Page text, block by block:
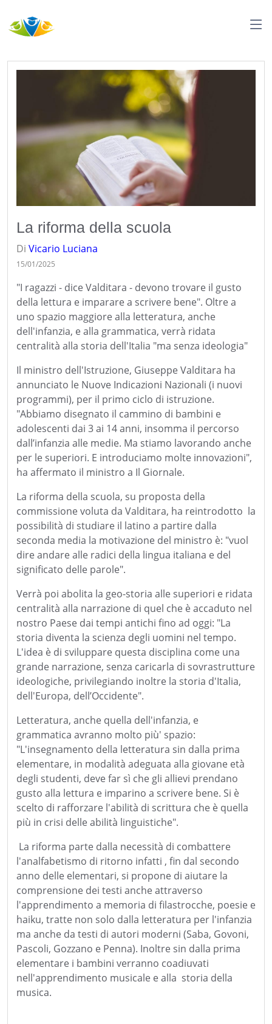
La riforma della scuola
Di Vicario Luciana
15/01/2025
"I ragazzi - dice Valditara - devono trovare il gusto
della lettura e imparare a scrivere bene". Oltre a
uno spazio maggiore alla letteratura, anche
dell'infanzia, e alla grammatica, verrà ridata
centralità alla storia dell'Italia "ma senza ideologia"
Il ministro dell'Istruzione, Giuseppe Valditara ha
annunciato le Nuove Indicazioni Nazionali (i nuovi
programmi), per il primo ciclo di istruzione.
"Abbiamo disegnato il cammino di bambini e
adolescenti dai 3 ai 14 anni, insomma il percorso
dall’infanzia alle medie. Ma stiamo lavorando anche
per le superiori. E introduciamo molte innovazioni",
ha affermato il ministro a Il Giornale.
La riforma della scuola, su proposta della
commissione voluta da Valditara, ha reintrodotto la
possibilità di studiare il latino a partire dalla
seconda media la motivazione del ministro è: "vuol
dire andare alle radici della lingua italiana e del
significato delle parole".
Verrà poi abolita la geo-storia alle superiori e ridata
centralità alla narrazione di quel che è accaduto nel
nostro Paese dai tempi antichi fino ad oggi: "La
storia diventa la scienza degli uomini nel tempo.
L'idea è di sviluppare questa disciplina come una
grande narrazione, senza caricarla di sovrastrutture
ideologiche, privilegiando inoltre la storia d'Italia,
dell'Europa, dell’Occidente".
Letteratura, anche quella dell'infanzia, e
grammatica avranno molto più' spazio:
"L'insegnamento della letteratura sin dalla prima
elementare, in modalità adeguata alla giovane età
degli studenti, deve far sì che gli allievi prendano
gusto alla lettura e imparino a scrivere bene. Si è
scelto di rafforzare l'abilità di scrittura che è quella
più in crisi delle abilità linguistiche".
La riforma parte dalla necessità di combattere
l'analfabetismo di ritorno infatti , fin dal secondo
anno delle elementari, si propone di aiutare la
comprensione dei testi anche attraverso
l'apprendimento a memoria di filastrocche, poesie e
haiku, tratte non solo dalla letteratura per l'infanzia
ma anche da testi di autori moderni (Saba, Govoni,
Pascoli, Gozzano e Penna). Inoltre sin dalla prima
elementare i bambini verranno coadiuvati
nell'apprendimento musicale e alla storia della
musica.